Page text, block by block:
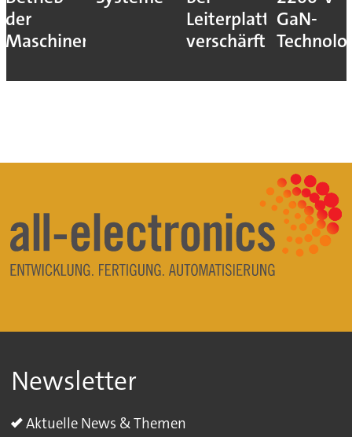
der
Maschinen
Leiterplatten
verschärft
GaN-
Newsletter
Aktuelle News & Themen